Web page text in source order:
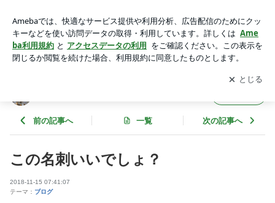
アプリをダウンロードして ブログの更新通知
を受け取りまし
ょう。
開く
前の記事へ 一覧 次の記事へ
この名刺いいでしょ？
2018-11-15 07:41:07
テーマ： ブログ